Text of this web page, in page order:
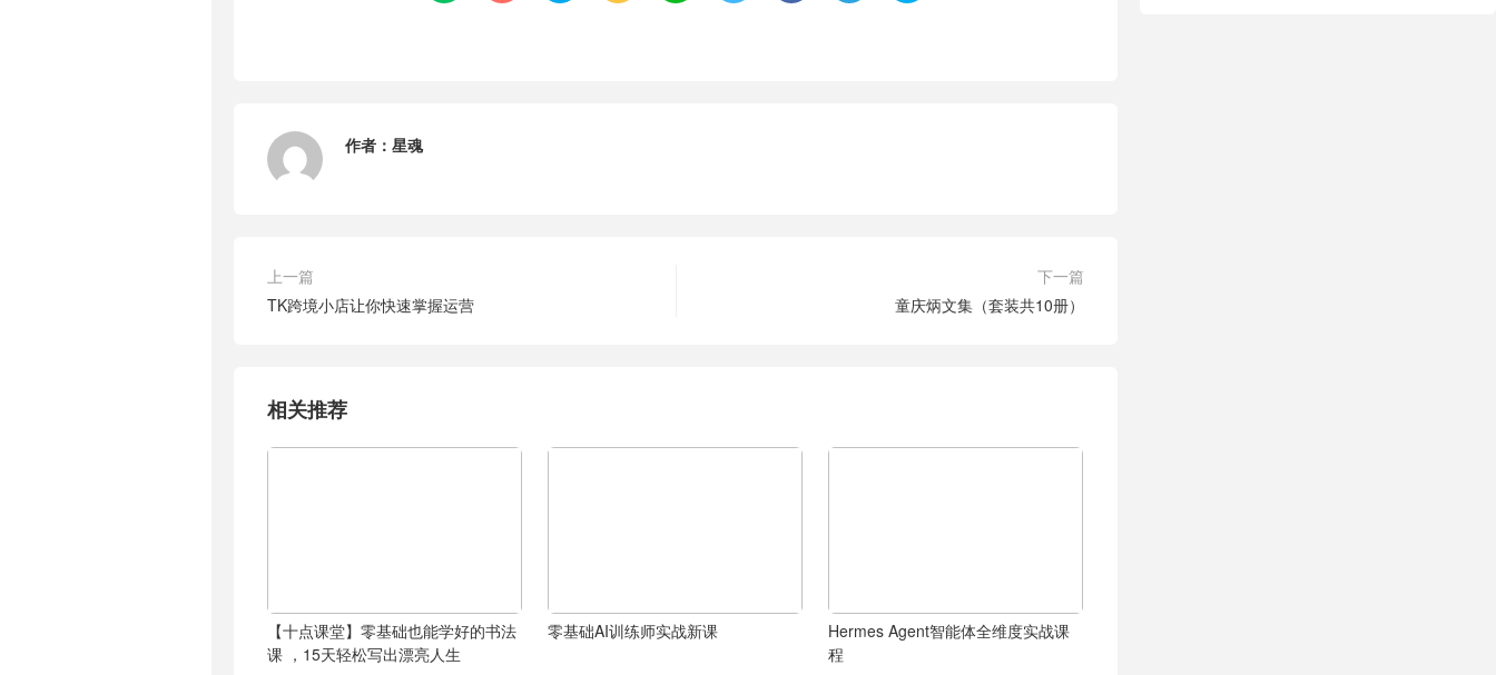
作者： 星魂
上一篇
TK跨境小店让你快速掌握运营
下一篇
童庆炳文集（套装共10册）
相关推荐
【十点课堂】零基础也能学好的书法
课 ，15天轻松写出漂亮人生
零基础AI训练师实战新课
Hermes Agent智能体全维度实战课
程